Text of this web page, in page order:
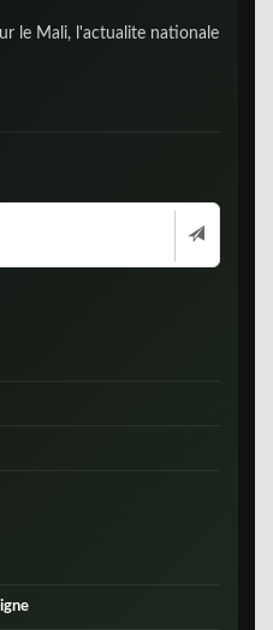
le Mali, l'actualite nationale